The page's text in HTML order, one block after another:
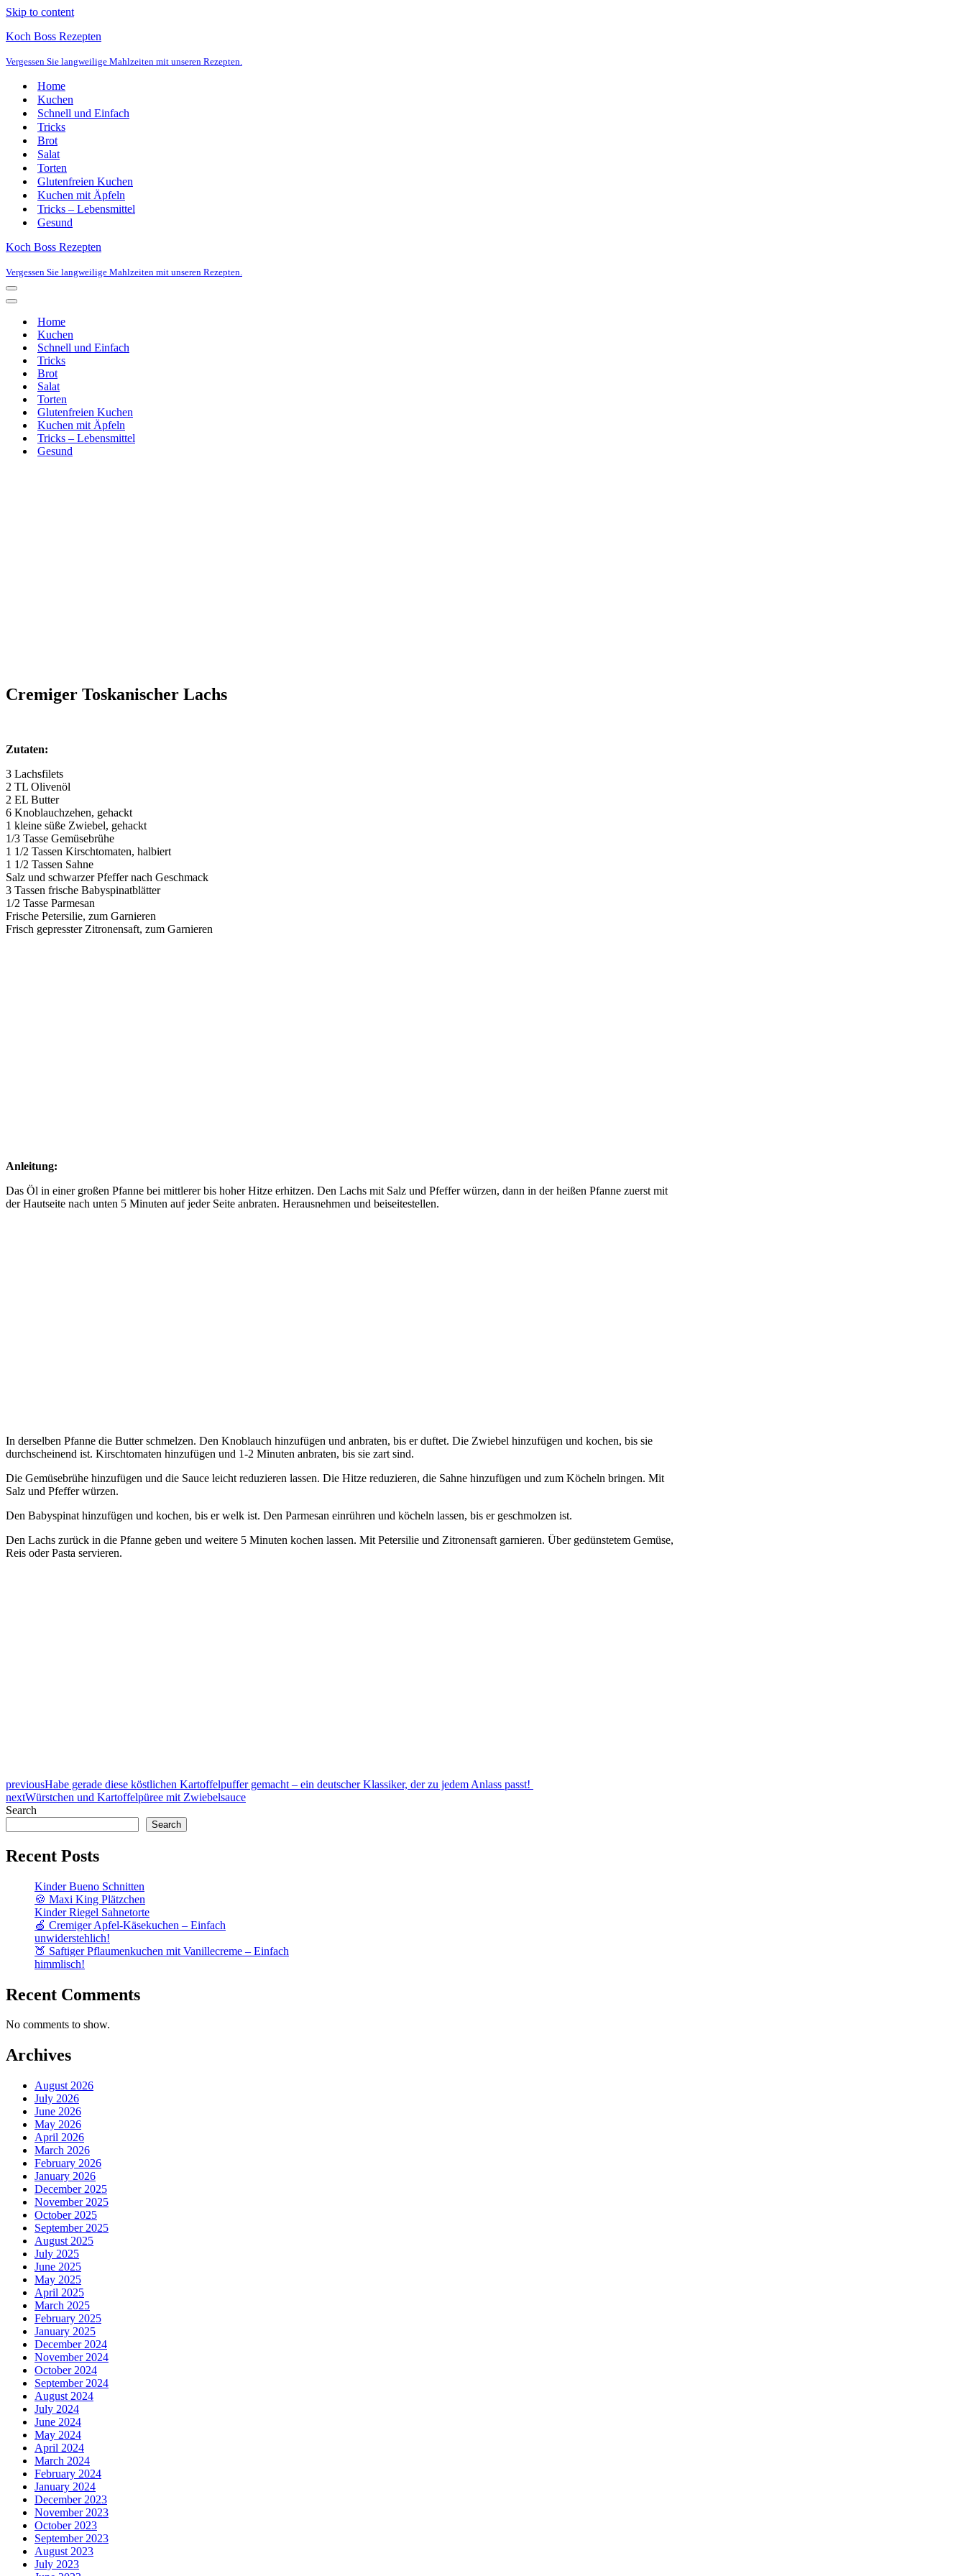
Skip to content
Koch Boss Rezepten
Vergessen Sie langweilige Mahlzeiten mit unseren Rezepten.
Home
Kuchen
Schnell und Einfach
Tricks
Brot
Salat
Torten
Glutenfreien Kuchen
Kuchen mit Äpfeln
Tricks – Lebensmittel
Gesund
Koch Boss Rezepten
Vergessen Sie langweilige Mahlzeiten mit unseren Rezepten.
Navigation
Menu
Navigation
Home
Kuchen
Schnell und Einfach
Tricks
Brot
Salat
Torten
Glutenfreien Kuchen
Kuchen mit Äpfeln
Tricks – Lebensmittel
Gesund
Cremiger Toskanischer Lachs
Zutaten:
3 Lachsfilets
2 TL Olivenöl
2 EL Butter
6 Knoblauchzehen, gehackt
1 kleine süße Zwiebel, gehackt
1/3 Tasse Gemüsebrühe
1 1/2 Tassen Kirschtomaten, halbiert
1 1/2 Tassen Sahne
Salz und schwarzer Pfeffer nach Geschmack
3 Tassen frische Babyspinatblätter
1/2 Tasse Parmesan
Frische Petersilie, zum Garnieren
Frisch gepresster Zitronensaft, zum Garnieren
Anleitung:
Das Öl in einer großen Pfanne bei mittlerer bis hoher Hitze erhitzen. Den Lachs mit Salz und Pfeffer würzen, dann in der heißen Pfanne zuerst mit
der Hautseite nach unten 5 Minuten auf jeder Seite anbraten. Herausnehmen und beiseitestellen.
In derselben Pfanne die Butter schmelzen. Den Knoblauch hinzufügen und anbraten, bis er duftet. Die Zwiebel hinzufügen und kochen, bis sie
durchscheinend ist. Kirschtomaten hinzufügen und 1-2 Minuten anbraten, bis sie zart sind.
Die Gemüsebrühe hinzufügen und die Sauce leicht reduzieren lassen. Die Hitze reduzieren, die Sahne hinzufügen und zum Köcheln bringen. Mit
Salz und Pfeffer würzen.
Den Babyspinat hinzufügen und kochen, bis er welk ist. Den Parmesan einrühren und köcheln lassen, bis er geschmolzen ist.
Den Lachs zurück in die Pfanne geben und weitere 5 Minuten kochen lassen. Mit Petersilie und Zitronensaft garnieren. Über gedünstetem Gemüse,
Reis oder Pasta servieren.
previousHabe gerade diese köstlichen Kartoffelpuffer gemacht – ein deutscher Klassiker, der zu jedem Anlass passt!
nextWürstchen und Kartoffelpüree mit Zwiebelsauce
Search
Search
Recent Posts
Kinder Bueno Schnitten
🍪 Maxi King Plätzchen
Kinder Riegel Sahnetorte
🍏 Cremiger Apfel-Käsekuchen – Einfach
unwiderstehlich!
🍑 Saftiger Pflaumenkuchen mit Vanillecreme – Einfach
himmlisch!
Recent Comments
No comments to show.
Archives
August 2026
July 2026
June 2026
May 2026
April 2026
March 2026
February 2026
January 2026
December 2025
November 2025
October 2025
September 2025
August 2025
July 2025
June 2025
May 2025
April 2025
March 2025
February 2025
January 2025
December 2024
November 2024
October 2024
September 2024
August 2024
July 2024
June 2024
May 2024
April 2024
March 2024
February 2024
January 2024
December 2023
November 2023
October 2023
September 2023
August 2023
July 2023